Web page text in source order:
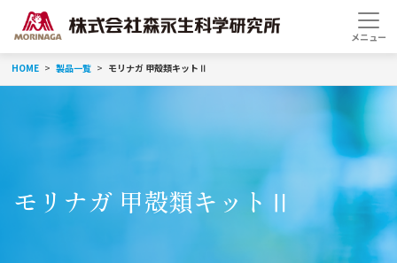
HOME 製品一覧 モリナガ 甲殻類キットⅡ
モリナガ 甲殻類キットⅡ